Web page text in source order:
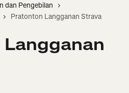
dan Pengebilan
Pratonton Langganan Strava